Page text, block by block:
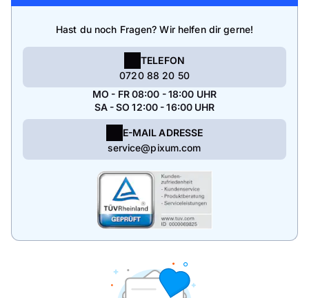
Hast du noch Fragen? Wir helfen dir gerne!
TELEFON
0720 88 20 50
MO - FR 08:00 - 18:00 UHR
SA - SO 12:00 - 16:00 UHR
E-MAIL ADRESSE
service@pixum.com